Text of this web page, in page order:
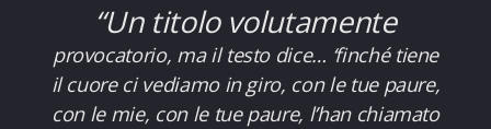
“Un titolo volutamente
provocatorio, ma il testo dice… ‘finché tiene
il cuore ci vediamo in giro, con le tue paure,
con le mie, con le tue paure, l’han chiamato